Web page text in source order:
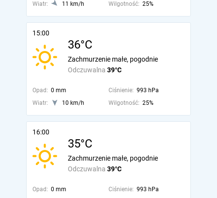
Wiatr:
11 km/h Wilgotność: 25%
15:00
36°C
Odczuwalna 39°C
Zachmurzenie małe, pogodnie
Opad: 0 mm Ciśnienie: 993 hPa
Wiatr:
10 km/h Wilgotność: 25%
16:00
35°C
Odczuwalna 39°C
Zachmurzenie małe, pogodnie
Opad: 0 mm Ciśnienie: 993 hPa